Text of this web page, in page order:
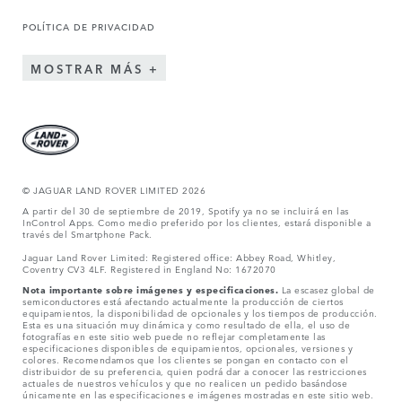
POLÍTICA DE PRIVACIDAD
MOSTRAR MÁS
© JAGUAR LAND ROVER LIMITED 2026
A partir del 30 de septiembre de 2019, Spotify ya no se incluirá en las
InControl Apps. Como medio preferido por los clientes, estará disponible a
través del Smartphone Pack.
Jaguar Land Rover Limited: Registered office: Abbey Road, Whitley,
Coventry CV3 4LF. Registered in England No: 1672070
Nota importante sobre imágenes y especificaciones. La escasez global de
semiconductores está afectando actualmente la producción de ciertos
equipamientos, la disponibilidad de opcionales y los tiempos de producción.
Esta es una situación muy dinámica y como resultado de ella, el uso de
fotografías en este sitio web puede no reflejar completamente las
especificaciones disponibles de equipamientos, opcionales, versiones y
colores. Recomendamos que los clientes se pongan en contacto con el
distribuidor de su preferencia, quien podrá dar a conocer las restricciones
actuales de nuestros vehículos y que no realicen un pedido basándose
únicamente en las especificaciones e imágenes mostradas en este sitio web.